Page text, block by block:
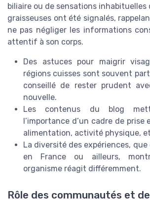
biliaire ou de sensations inhabituelles
graisseuses ont été signalés,
ne pas négliger les informations
attentif à son corps.
Des astuces pour maigrir
régions cuisses sont souvent
conseillé de rester prudent
nouvelle.
Les contenus du blog
l’importance d’un cadre de prise
alimentation, activité physique,
La diversité des expériences, que
en France ou ailleurs,
organisme réagit différemment.
Rôle des communautés et de